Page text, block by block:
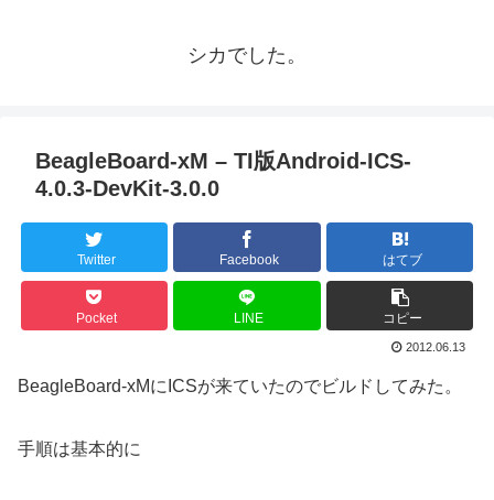
シカでした。
BeagleBoard-xM – TI版Android-ICS-
4.0.3-DevKit-3.0.0
Twitter Facebook はてブ
Pocket LINE コピー
2012.06.13
BeagleBoard-xMにICSが来ていたのでビルドしてみた。
手順は基本的に